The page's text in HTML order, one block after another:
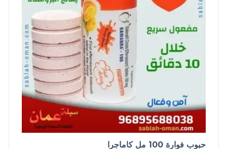
حبوب فوارة 100 مل كاماجرا